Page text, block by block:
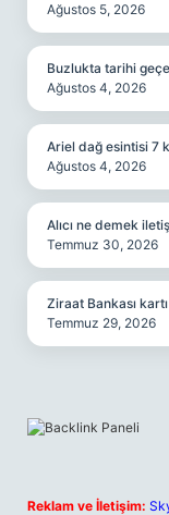
Ağustos 5, 2026
Buzlukta tarihi
Ağustos 4, 2026
Ariel dağ esintisi 7
Ağustos 4, 2026
Alıcı ne demek
Temmuz 30, 2026
Ziraat Bankası
Temmuz 29, 2026
Reklam ve İletişim: